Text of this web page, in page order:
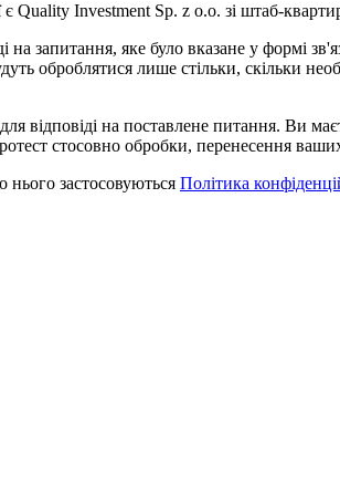
Quality Investment Sp. z o.o. зі штаб-
запитання, яке було вказане у формі
оброблятися лише стільки, скільки
відповіді на поставлене питання. Ви
стосовно обробки, перенесення
застосовуються Політика